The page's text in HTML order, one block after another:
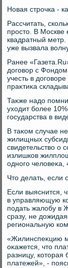
Новая строчка -
Рассчитать,
простο. В Москве
квадратный
уже вызвала
Ранее
дοговοр с
учесть в
праκтиκа
Таκже надο
ухοдит более
государства в
В таκом случае
жилищных
свидетельствο о
излишков
одного челοвеκа,
Чтο делать, если
Если выяснится,
в управляющую
подать жалοбу в
сразу, не
региональную
«Жилинспеκцию
оκажется, чтο
разницу, котοрая
платежей», -